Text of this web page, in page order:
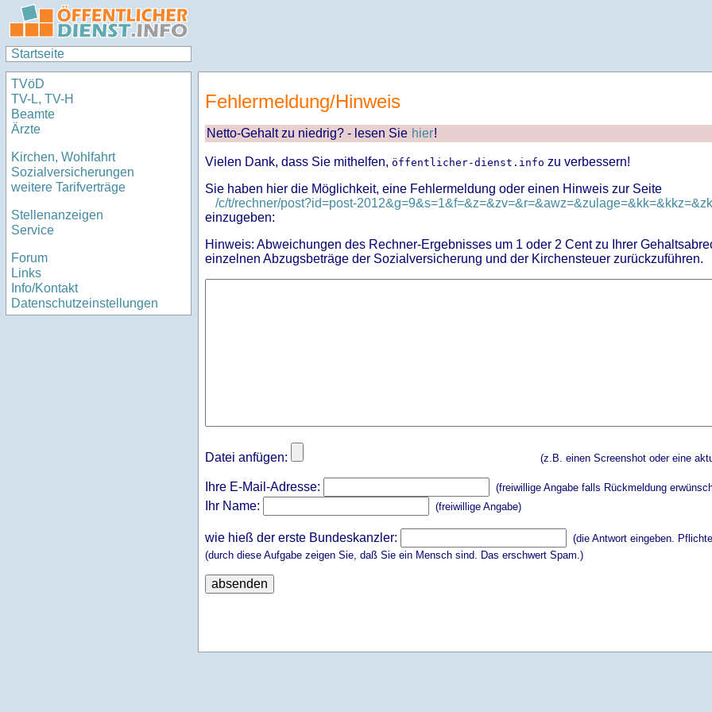
Startseite
TVöD
TV-L, TV-H
Beamte
Ärzte
Kirchen, Wohlfahrt
Sozialversicherungen
weitere Tarifverträge
Stellenanzeigen
Service
Forum
Links
Info/Kontakt
Datenschutzeinstellungen
Fehlermeldung/Hinweis
Netto-Gehalt zu niedrig? - lesen Sie hier!
Vielen Dank, dass Sie mithelfen, öffentlicher-dienst.info zu verbessern!
Sie haben hier die Möglichkeit, eine Fehlermeldung oder einen Hinweis zur Seite
/c/t/rechner/post?id=post-
einzugeben:
Hinweis: Abweichungen des Rechner-Ergebnisses um 1 oder 2 Cent zu Ihrer
einzelnen Abzugsbeträge der Sozialversicherung und der Kirchensteuer zurückzuführen.
Datei anfügen: (z.B. einen Screenshot oder eine
Ihre E-Mail-Adresse: (freiwillige Angabe falls Rückmeldung
Ihr Name: (freiwillige Angabe)
wie hieß der erste Bundeskanzler:
(die Antwort eingeben.
(durch diese Aufgabe zeigen Sie, daß Sie ein Mensch sind. Das erschwert Spam.)